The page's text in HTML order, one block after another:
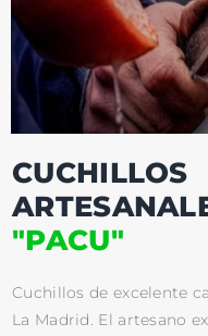
CUCHILLOS
"PACU"
Cuchillos de excelente
La Madrid. El artesano